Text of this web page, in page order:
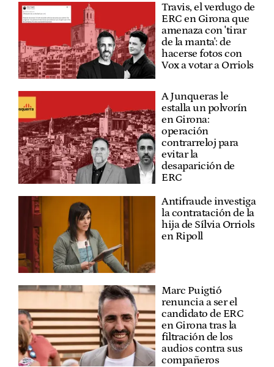
Travis, el verdugo de
ERC en Girona que
amenaza con 'tirar
de la manta': de
hacerse fotos con
Vox a votar a Orriols
A Junqueras le
estalla un polvorín
en Girona:
operación
contrarreloj para
evitar la
desaparición de
ERC
Antifraude investiga
la contratación de la
hija de Sílvia Orriols
en Ripoll
Marc Puigtió
renuncia a ser el
candidato de ERC
en Girona tras la
filtración de los
audios contra sus
compañeros